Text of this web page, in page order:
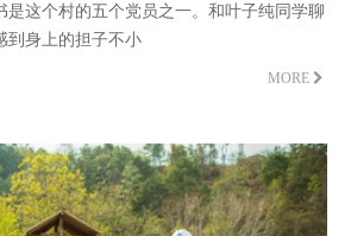
是这个村的五个党员之一。和叶子纯同学聊
到身上的担子不小
MORE